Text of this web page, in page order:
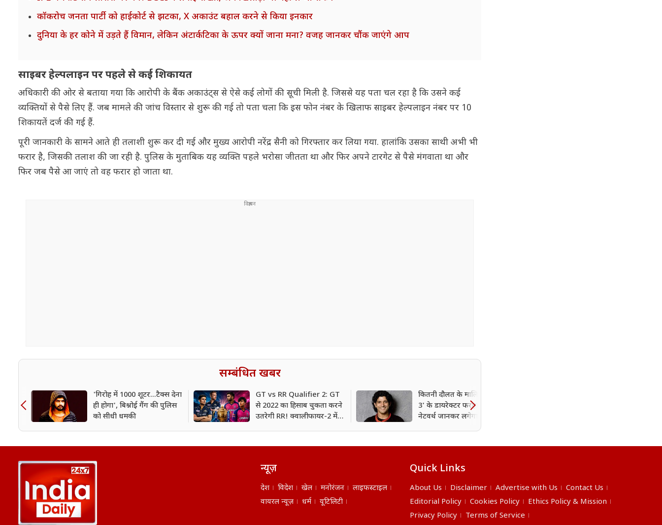
कॉकरोच जनता पार्टी को हाईकोर्ट से झटका, X अकाउंट बहाल करने से किया इनकार
दुनिया के हर कोने में उड़ते हैं विमान, लेकिन अंटार्कटिका के ऊपर क्यों जाना मना? वजह जानकर चौंक जाएंगे आप
साइबर हेल्पलाइन पर पहले से कई शिकायत
अधिकारी की ओर से बताया गया कि आरोपी के बैंक अकाउंट्स से ऐसे कई लोगों की सूची मिली है. जिससे यह पता चल रहा है कि उसने कई
व्यक्तियों से पैसे लिए हैं. जब मामले की जांच विस्तार से शुरू की गई तो पता चला कि इस फोन नंबर के खिलाफ साइबर हेल्पलाइन नंबर पर 10
शिकायतें दर्ज की गई हैं.
पूरी जानकारी के सामने आते ही तलाशी शुरू कर दी गई और मुख्य आरोपी नरेंद्र सैनी को गिरफ्तार कर लिया गया. हालांकि उसका साथी अभी भी
फरार है, जिसकी तलाश की जा रही है. पुलिस के मुताबिक यह व्यक्ति पहले भरोसा जीतता था और फिर अपने टारगेट से पैसे मंगवाता था और
फिर जब पैसे आ जाएं तो वह फरार हो जाता था.
सम्बंधित खबर
'गिरोह में 1000 शूटर...टैक्स देना
ही होगा', बिश्नोई गैंग की पुलिस
को सीधी धमकी
GT vs RR Qualifier 2: GT
से 2022 का हिसाब चुकता करने
उतरेगी RR! क्वालीफायर-2 में
कितनी दौलत के मालिक हैं 'डॉन
3' के डायरेक्टर फरहान अख्तर?
नेटवर्थ जानकर लगेगा झटका
न्यूज़
देश विदेश खेल मनोरंजन
लाइफस्टाइल
वायरल न्यूज़
धर्म यूटिलिटी
Quick Links
About Us Disclaimer Advertise with Us
Contact Us
Editorial Policy
Cookies Policy
Ethics Policy & Mission
Privacy Policy
Terms of Service